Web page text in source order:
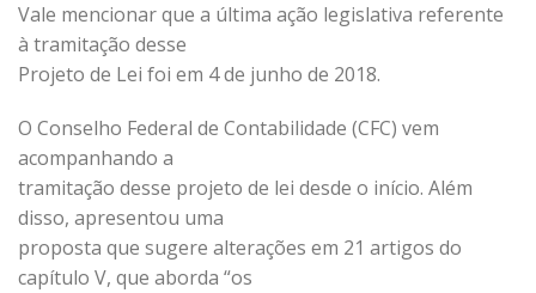
Vale mencionar que a última ação legislativa referente
à tramitação desse
Projeto de Lei foi em 4 de junho de 2018.
O Conselho Federal de Contabilidade (CFC) vem
acompanhando a
tramitação desse projeto de lei desde o início. Além
disso, apresentou uma
proposta que sugere alterações em 21 artigos do
capítulo V, que aborda “os